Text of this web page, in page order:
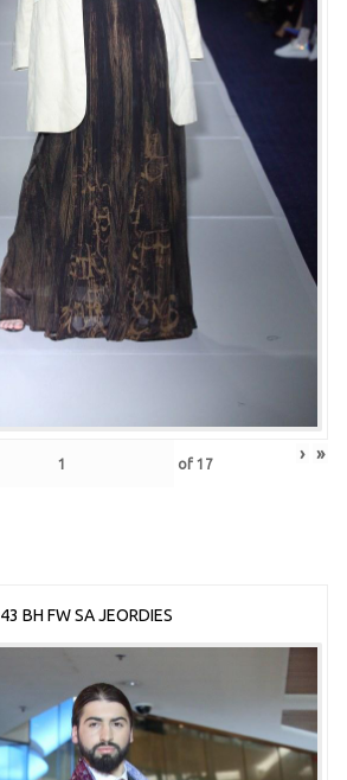
of 17 › »
43 BH FW SA JEORDIES